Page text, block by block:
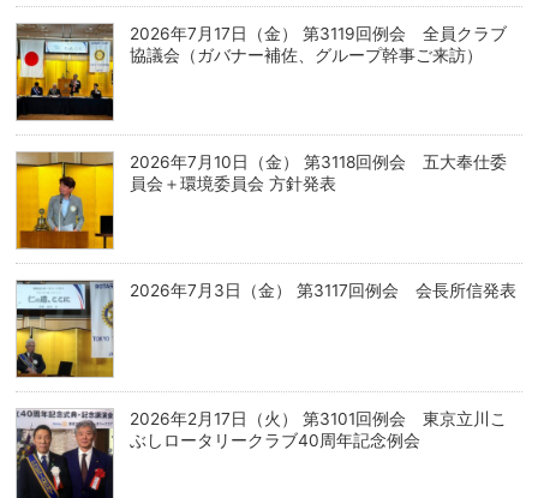
2026年7月17日（金） 第3119回例会 全員クラブ
協議会（ガバナー補佐、グループ幹事ご来訪）
2026年7月10日（金） 第3118回例会 五大奉仕委
員会＋環境委員会 方針発表
2026年7月3日（金） 第3117回例会 会長所信発表
2026年2月17日（火） 第3101回例会 東京立川こ
ぶしロータリークラブ40周年記念例会